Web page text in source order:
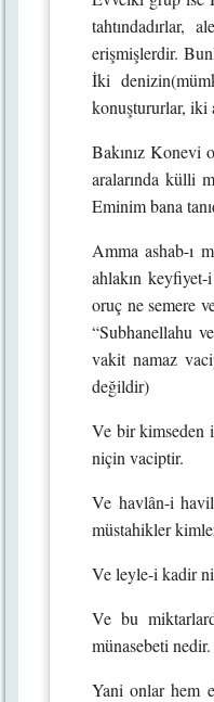
tahtındadırlar,
erişmişlerdir.
İki
konuştururlar, iki
Bakınız Konevi
aralarında külli
Eminim bana
Amma ashab-ı
ahlakın
oruç ne semere
“Subhanellahu
vakit namaz
değildir)
Ve bir kimseden
niçin vaciptir.
Ve havlân-i
müstahikler
Ve leyle-i kadir
Ve bu
münasebeti nedir.
Yani onlar hem